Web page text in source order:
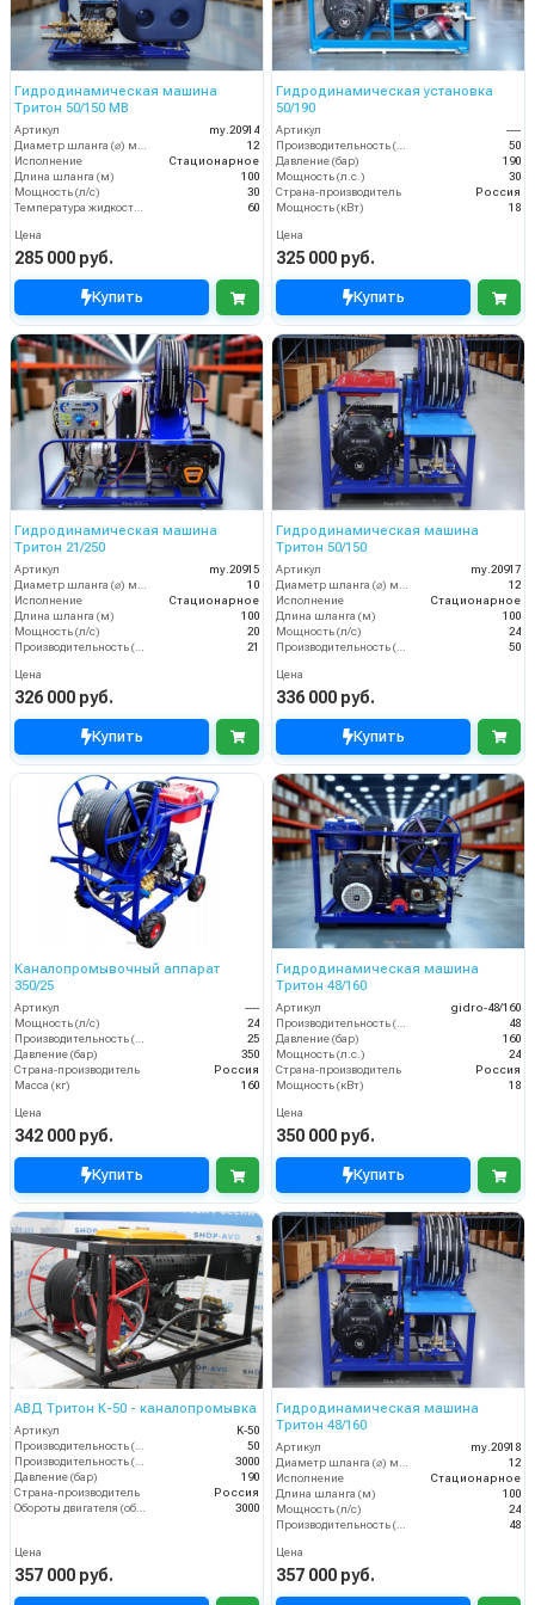
Гидродинамическая машина
Тритон 50/150 МВ
Артикул
my.20914
Диаметр шланга (⌀) мм:
12
Исполнение
Стационарное
Длина шланга (м)
100
Мощность (л/с)
30
Температура жидкости (°С) max
60
Цена
285 000 руб.
Купить
Гидродинамическая установка
50/190
Артикул
----
Производительность (л/мин)
50
Давление (бар)
190
Мощность (л.с.)
30
Страна-производитель
Россия
Мощность (кВт)
18
Цена
325 000 руб.
Купить
Гидродинамическая машина
Тритон 21/250
Артикул
my.20915
10
Исполнение
Стационарное
Длина шланга (м)
100
Мощность (л/с)
20
21
Цена
326 000 руб.
Купить
Гидродинамическая машина
Тритон 50/150
Артикул
my.20917
12
Исполнение
Стационарное
Длина шланга (м)
100
Мощность (л/с)
24
50
Цена
336 000 руб.
Купить
Каналопромывочный аппарат
350/25
Артикул
----
Мощность (л/с)
24
Производительность (л/мин)
25
Давление (бар)
350
Страна-производитель
Россия
Масса (кг)
160
Цена
342 000 руб.
Купить
Гидродинамическая машина
Тритон 48/160
Артикул
gidro-48/160
Производительность (л/мин)
48
Давление (бар)
160
Мощность (л.с.)
24
Страна-производитель
Россия
Мощность (кВт)
18
Цена
350 000 руб.
Купить
АВД Тритон К-50 - каналопромывка
Артикул
K-50
Производительность (л/мин)
50
Производительность (л/ч)
3000
Давление (бар)
190
Страна-производитель
Россия
Обороты двигателя (об/мин)
3000
Цена
357 000 руб.
Гидродинамическая машина
Тритон 48/160
Артикул
my.20918
Диаметр шланга (⌀) мм:
12
Исполнение
Стационарное
Длина шланга (м)
100
Мощность (л/с)
24
Производительность (л/мин)
48
Цена
357 000 руб.